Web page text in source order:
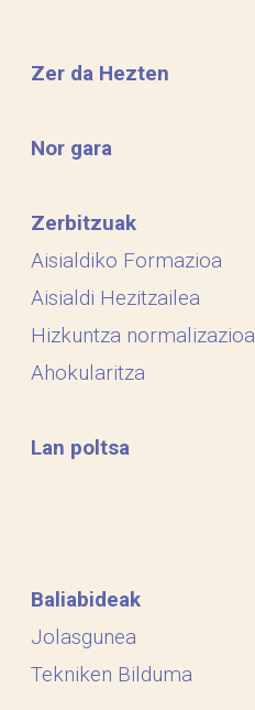
Zer da Hezten
Nor gara
Zerbitzuak
Aisialdiko Formazioa
Aisialdi Hezitzailea
Hizkuntza normalizazioa
Ahokularitza
Lan poltsa
Baliabideak
Jolasgunea
Tekniken Bilduma